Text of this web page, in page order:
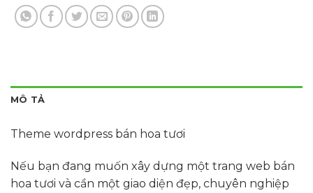
MÔ TẢ
Theme wordpress bán hoa tươi
Nếu bạn đang muốn xây dựng một trang web bán
hoa tươi và cần một giao diện đẹp, chuyên nghiệp